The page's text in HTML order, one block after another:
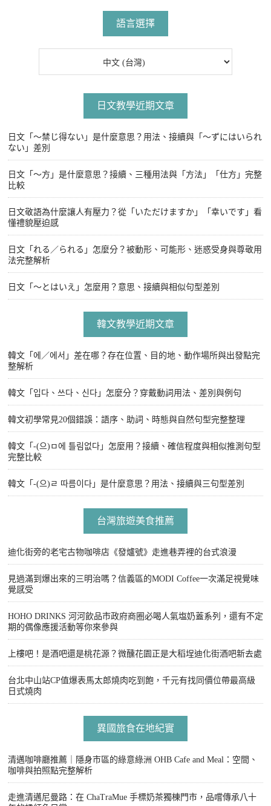
語言選擇
日文教學近期文章
日文「〜禁じ得ない」是什麼意思？用法、接續與「〜ずにはいられ
ない」差別
日文「〜方」是什麼意思？接續、三種用法與「方法」「仕方」完整
比較
日文敬語為什麼讓人有壓力？從「いただけますか」「幸いです」看
懂禮貌壓迫感
日文「れる／られる」怎麼分？被動形、可能形、迷惑受身與尊敬用
法完整解析
日文「〜とはいえ」怎麼用？意思、接續與相似句型差別
韓文教學近期文章
韓文「에／에서」差在哪？存在位置、目的地、動作場所與出發點完
整解析
韓文「입다、쓰다、신다」怎麼分？穿戴動詞用法、差別與例句
韓文初學常見20個錯誤：語序、助詞、時態與自然句型完整整理
韓文「-(으)ㅁ에 틀림없다」怎麼用？接續、確信程度與相似推測句型
完整比較
韓文「-(으)ㄹ 따름이다」是什麼意思？用法、接續與三句型差別
台灣旅遊美食推薦
迪化街旁的老宅古物咖啡店《發爐號》走進巷弄裡的台式浪漫
見過滿到爆出來的三明治嗎？信義區的MODI Coffee一次滿足視覺味
覺感受
HOHO DRINKS 河河飲品市政府商圈必喝人氣塩奶蓋系列，還有不定
期的偶像應援活動等你來參與
上樓吧！是酒吧還是桃花源？微醺花園正是大稻埕迪化街酒吧新去處
台北中山站CP值爆表馬太郎燒肉吃到飽，千元有找同價位帶最高級
日式燒肉
異國旅食在地紀實
清邁咖啡廳推薦｜隱身市區的綠意綠洲 OHB Cafe and Meal：空間、
咖啡與拍照點完整解析
走進清邁尼曼路：在 ChaTraMue 手標奶茶獨棟門市，品嚐傳承八十